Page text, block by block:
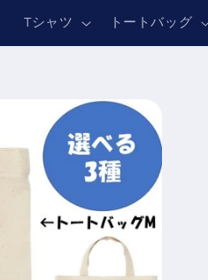
Tシャツ トートバッグ